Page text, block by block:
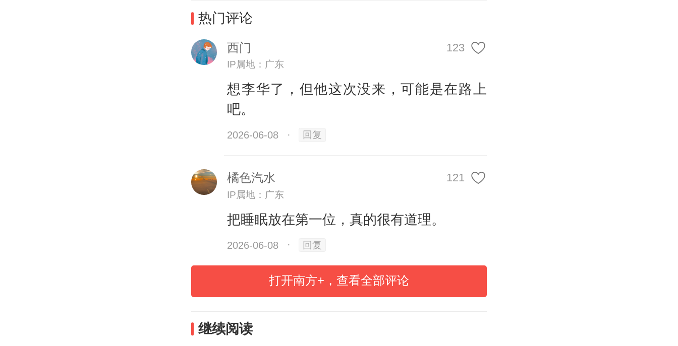
这是一位令人心心念念的“特别嘉宾”——“李华
会来吗？”“今年他又要给谁写什么信了？”每年
高考开始前，都会有不少人先行线上押宝。
流水的考生，铁打的李华。从1995年开始，李
华就成为高考英语作文的常驻主人公， 委托一
据考生回忆，虽然李华今年没有出现，但“新朋
友”Emily首次出场，她在旅行的途中掉到坑里，
并发生了一系列事件，请考生续写接下来的故
事。
小作文的主题是写大学生活，要求为校报撰
热门评论
西门 123
IP属地：广东
想李华了，但他这次没来，可能是在路上
吧。
2026-06-08 · 回复
橘色汽水 121
IP属地：广东
把睡眠放在第一位，真的很有道理。
2026-06-08 · 回复
打开南方+，查看全部评论
继续阅读